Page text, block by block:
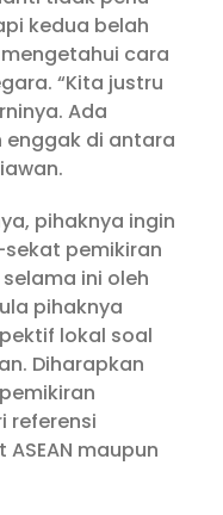
kedua belah
cara
“Kita justru
Ada
di antara
pihaknya ingin
pemikiran
ini oleh
pihaknya
lokal soal
Diharapkan
referensi
maupun